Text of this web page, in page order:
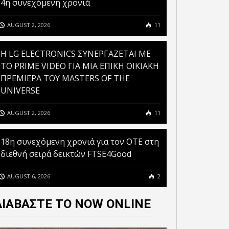
EY: Η ΗΛΕΚΤΡΙΚΗ
ΑΠΑΙΤΕΙ ΕΝΑ
ΦΟΡΤΙΣΗΣ,
ΑΙΤΗΣΕΩΝ ΓΙΑ ΤΟΝ 4Ο
4η συνεχόμενη χρονιά
AUGUST 2, 2026 11
H LG ELECTRONICS ΣΥΝΕΡΓΑΖΕΤΑΙ ΜΕ
ΤΟ PRIME VIDEO ΓΙΑ ΜΙΑ ΕΠΙΚΗ ΟΙΚΙΑΚΗ
ΠΡΕΜΙΕΡΑ ΤΟΥ MASTERS OF THE
UNIVERSE
AUGUST 2, 2026 11
18η συνεχόμενη χρονιά για τον ΟΤΕ στη
διεθνή σειρά δεικτών FTSE4Good
AUGUST 6, 2026 2
ΤΟ NOW ONLINE